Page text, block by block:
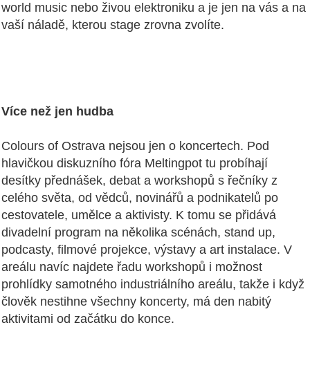
world music nebo živou elektroniku a je jen na vás a na
vaší náladě, kterou stage zrovna zvolíte.
Více než jen hudba
Colours of Ostrava nejsou jen o koncertech. Pod
hlavičkou diskuzního fóra Meltingpot tu probíhají
desítky přednášek, debat a workshopů s řečníky z
celého světa, od vědců, novinářů a podnikatelů po
cestovatele, umělce a aktivisty. K tomu se přidává
divadelní program na několika scénách, stand up,
podcasty, filmové projekce, výstavy a art instalace. V
areálu navíc najdete řadu workshopů i možnost
prohlídky samotného industriálního areálu, takže i když
člověk nestihne všechny koncerty, má den nabitý
aktivitami od začátku do konce.